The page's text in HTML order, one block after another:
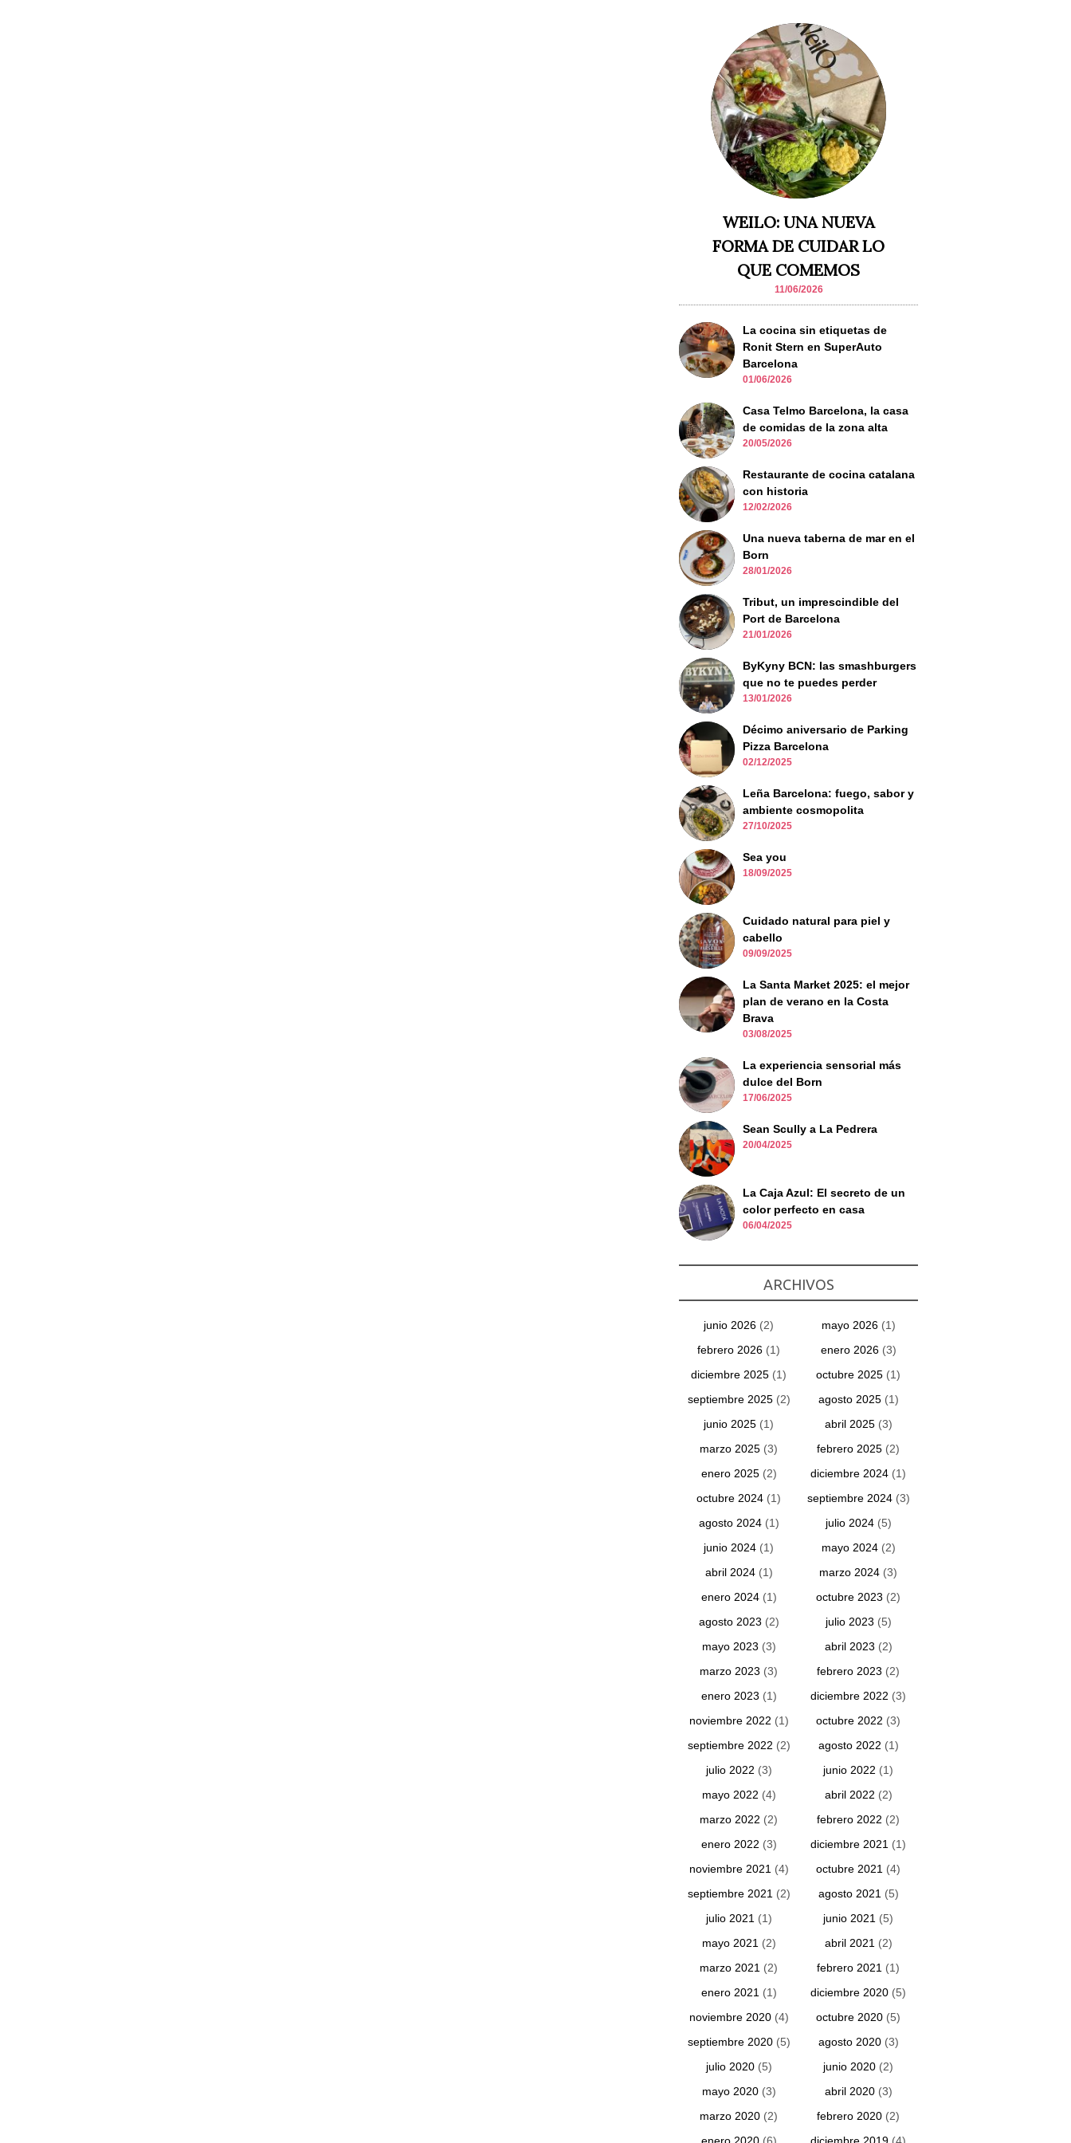
WEILO: UNA NUEVA
FORMA DE CUIDAR LO
QUE COMEMOS
11/06/2026
La cocina sin etiquetas de
Ronit Stern en SuperAuto
Barcelona
01/06/2026
Casa Telmo Barcelona, la casa
de comidas de la zona alta
20/05/2026
Restaurante de cocina catalana
con historia
12/02/2026
Una nueva taberna de mar en el
Born
28/01/2026
Tribut, un imprescindible del
Port de Barcelona
21/01/2026
ByKyny BCN: las smashburgers
que no te puedes perder
13/01/2026
Décimo aniversario de Parking
Pizza Barcelona
02/12/2025
Leña Barcelona: fuego, sabor y
ambiente cosmopolita
27/10/2025
Sea you
18/09/2025
Cuidado natural para piel y
cabello
09/09/2025
La Santa Market 2025: el mejor
plan de verano en la Costa
Brava
03/08/2025
La experiencia sensorial más
dulce del Born
17/06/2025
Sean Scully a La Pedrera
20/04/2025
La Caja Azul: El secreto de un
color perfecto en casa
06/04/2025
ARCHIVOS
junio 2026 (2) mayo 2026(1)
febrero 2026 (1) enero 2026(3)
diciembre 2025 (1) octubre 2025 (1)
septiembre 2025(2) agosto 2025(1)
junio 2025 (1) abril 2025(3)
marzo 2025 (3) febrero 2025 (2)
enero 2025(2) diciembre 2024 (1)
octubre 2024 (1) septiembre 2024(3)
agosto 2024(1) julio 2024(5)
junio 2024 (1) mayo 2024(2)
abril 2024(1) marzo 2024 (3)
enero 2024(1) octubre 2023 (2)
agosto 2023 (2) julio 2023 (5)
mayo 2023 (3) abril 2023 (2)
marzo 2023 (3) febrero 2023 (2)
enero 2023 (1) diciembre 2022 (3)
noviembre 2022 (1) octubre 2022 (3)
septiembre 2022 (2) agosto 2022 (1)
julio 2022 (3) junio 2022 (1)
mayo 2022 (4) abril 2022 (2)
marzo 2022 (2) febrero 2022 (2)
enero 2022 (3) diciembre 2021 (1)
noviembre 2021 (4) octubre 2021 (4)
septiembre 2021 (2) agosto 2021 (5)
julio 2021 (1) junio 2021 (5)
mayo 2021 (2) abril 2021 (2)
marzo 2021 (2) febrero 2021 (1)
enero 2021 (1) diciembre 2020 (5)
noviembre 2020(4) octubre 2020 (5)
septiembre 2020(5) agosto 2020(3)
julio 2020(5) junio 2020 (2)
mayo 2020(3) abril 2020(3)
marzo 2020 (2) febrero 2020 (2)